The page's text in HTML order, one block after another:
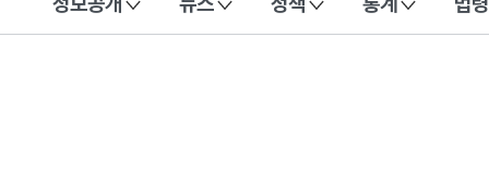
이 누리집은 대한민국 공식 전자정부 누리집입니다.